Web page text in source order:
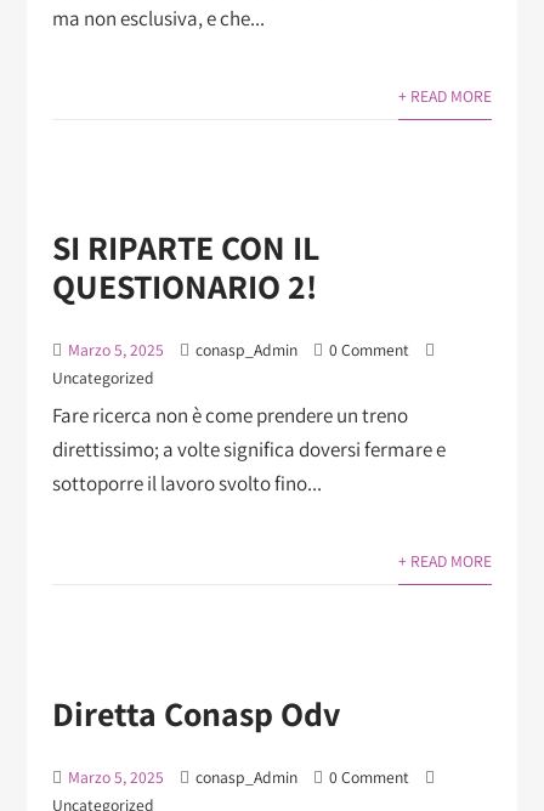
ma non esclusiva, e che...
+ READ MORE
SI RIPARTE CON IL
QUESTIONARIO 2!
Marzo 5, 2025 conasp_Admin
0 Comment
Uncategorized
Fare ricerca non è come prendere un treno
direttissimo; a volte significa doversi fermare e
sottoporre il lavoro svolto fino...
+ READ MORE
Diretta Conasp Odv
Marzo 5, 2025 conasp_Admin
0 Comment
Uncategorized